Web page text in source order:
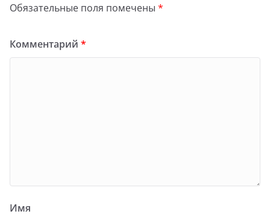
Обязательные поля помечены *
Комментарий *
Имя